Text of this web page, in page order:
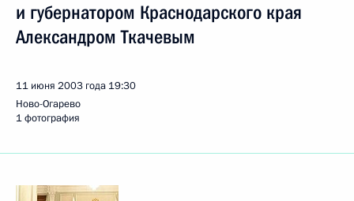
и губернатором Краснодарского края
Александром Ткачевым
11 июня 2003 года 19:30
Ново-Огарево
1 фотография